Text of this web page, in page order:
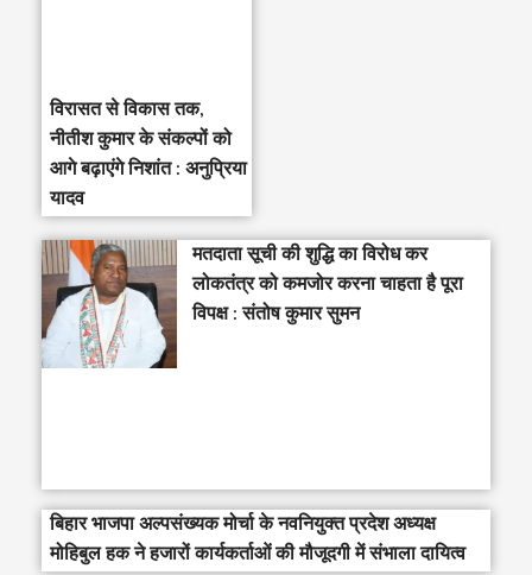
विरासत से विकास तक,
नीतीश कुमार के संकल्पों को
आगे बढ़ाएंगे निशांत : अनुप्रिया
यादव
मतदाता सूची की शुद्धि का विरोध कर
लोकतंत्र को कमजोर करना चाहता है पूरा
विपक्ष : संतोष कुमार सुमन
बिहार भाजपा अल्पसंख्यक मोर्चा के नवनियुक्त प्रदेश अध्यक्ष
मोहिबुल हक ने हजारों कार्यकर्ताओं की मौजूदगी में संभाला दायित्व